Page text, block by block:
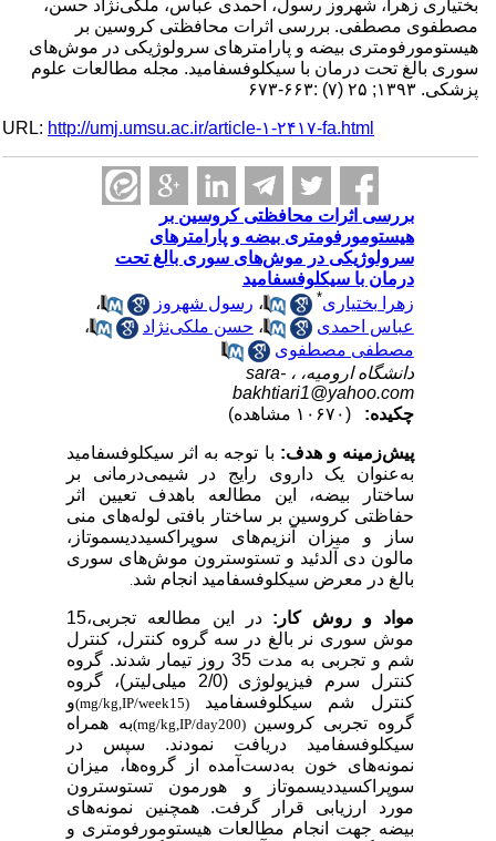
بختیاری زهرا، شهروز رسول، احمدی عباس، ملکی‌نژاد حسن،
مصطفوی مصطفی. بررسی اثرات محافظتی کروسین بر
هیستومورفومتری بیضه و پارامترهای سرولوژیکی در موش‌های
سوری بالغ تحت درمان با سیکلوفسفامید. مجله مطالعات علوم
پزشکی. ۱۳۹۳; ۲۵ (۷) :۶۶۳-۶۷۳
URL:http://umj.umsu.ac.ir/article-۱-۲۴۱۷-fa.html
بررسی اثرات محافظتی کروسین بر
هیستومورفومتری بیضه و پارامترهای
سرولوژیکی در موش‌های سوری بالغ تحت
درمان با سیکلوفسفامید
زهرا بختیاری* ،رسول شهروز
،
عباس احمدی
،حسن ملکی‌نژاد
،
مصطفی مصطفوی
دانشگاه ارومیه، ، sara-
bakhtiari1@yahoo.com
چکیده:
پیش‌زمینه و هدف:با توجه به اثر سیکلوفسفامید
به‌عنوان یک داروی رایج در شیمی‌درمانی بر
ساختار بیضه، این مطالعه باهدف تعیین اثر
حفاظتی کروسین بر ساختار بافتی لوله‌های منی
ساز و میزان آنزیم‌های سوپراکسیددیسموتاز،
مالون دی آلدئید و تستوسترون موش‌های سوری
بالغ در معرض سیکلوفسفامید انجام شد.
مواد و روش کار:
در این مطالعه تجربی،15
موش سوری نر بالغ در سه گروه کنترل، کنترل
شم و تجربی به مدت 35 روز تیمار شدند. گروه
کنترل سرم فیزیولوژی (2/0 میلی‌لیتر)، گروه
کنترل شم سیکلوفسفامید(mg/kg,IP/week15)و
گروه تجربی کروسین(mg/kg,IP/day200)به همراه
سیکلوفسفامید دریافت نمودند. سپس در
نمونه‌های خون به‌دست‌آمده از گروه‌ها، میزان
سوپراکسیددیسموتاز و هورمون تستوسترون
مورد ارزیابی قرار گرفت. همچنین نمونه‌های
بیضه جهت انجام مطالعات هیستومورفومتری و